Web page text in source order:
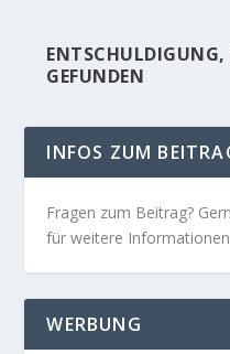
ENTSCHULDIGUNG,
GEFUNDEN
INFOS ZUM
Fragen zum Beitrag?
für weitere
WERBUNG